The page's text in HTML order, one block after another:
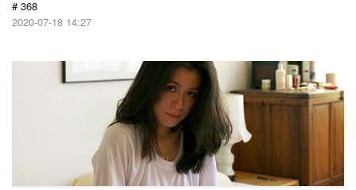
# 368
2020-07-18 14:27